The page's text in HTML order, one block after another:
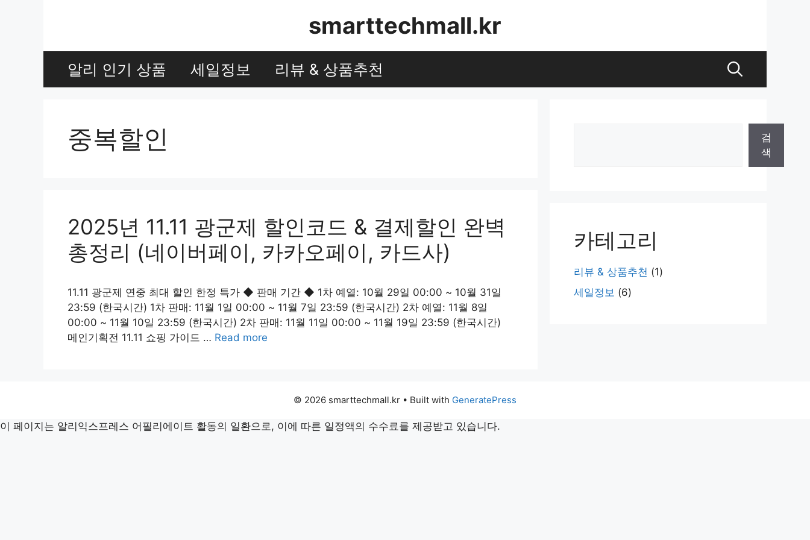
smarttechmall.kr
알리 인기 상품 세일정보 리뷰 & 상품추천
중복할인
2025년 11.11 광군제 할인코드 & 결제할인 완벽
총정리 (네이버페이, 카카오페이, 카드사)
11.11 광군제 연중 최대 할인 한정 특가 ◆ 판매 기간 ◆ 1차 예열: 10월 29일 00:00 ~ 10월 31일
23:59 (한국시간) 1차 판매: 11월 1일 00:00 ~ 11월 7일 23:59 (한국시간) 2차 예열: 11월 8일
00:00 ~ 11월 10일 23:59 (한국시간) 2차 판매: 11월 11일 00:00 ~ 11월 19일 23:59 (한국시간)
메인기획전 11.11 쇼핑 가이드 … Read more
검
색
카테고리
리뷰 & 상품추천 (1)
세일정보 (6)
© 2026 smarttechmall.kr • Built with GeneratePress
이 페이지는 알리익스프레스 어필리에이트 활동의 일환으로, 이에 따른 일정액의 수수료를 제공받고 있습니다.